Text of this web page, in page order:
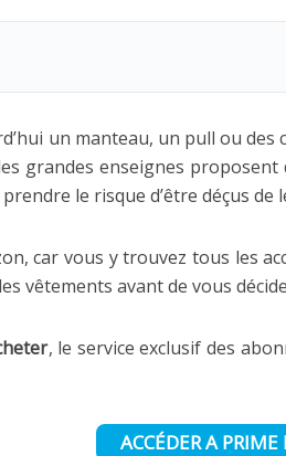
un manteau, un pull ou
grandes enseignes proposent
le risque d’être déçus
car vous y trouvez tous les
vêtements avant de vous
, le service exclusif des
ACCÉDER A PRIME